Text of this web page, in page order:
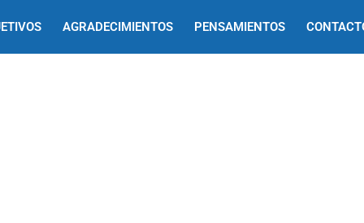
AGRADECIMIENTOS PENSAMIENTOS